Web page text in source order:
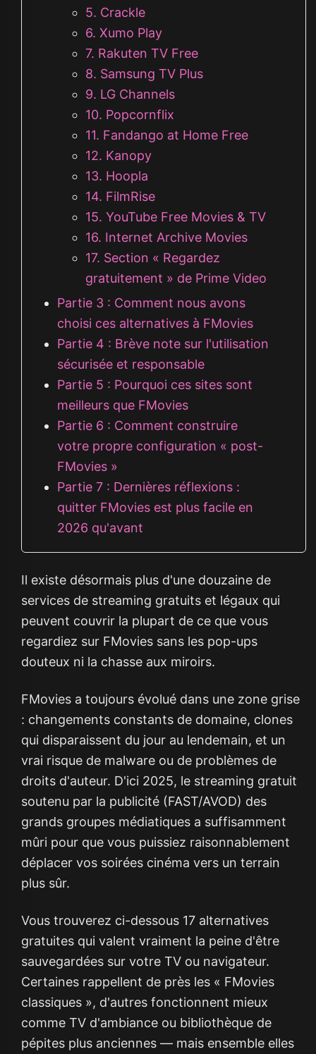
5. Crackle
6. Xumo Play
7. Rakuten TV Free
8. Samsung TV Plus
9. LG Channels
10. Popcornflix
11. Fandango at Home Free
12. Kanopy
13. Hoopla
14. FilmRise
15. YouTube Free Movies & TV
16. Internet Archive Movies
17. Section « Regardez
gratuitement » de Prime Video
Partie 3 : Comment nous avons
choisi ces alternatives à FMovies
Partie 4 : Brève note sur l'utilisation
sécurisée et responsable
Partie 5 : Pourquoi ces sites sont
meilleurs que FMovies
Partie 6 : Comment construire
votre propre configuration « post-
FMovies »
Partie 7 : Dernières réflexions :
quitter FMovies est plus facile en
2026 qu'avant
Il existe désormais plus d'une douzaine de
services de streaming gratuits et légaux qui
peuvent couvrir la plupart de ce que vous
regardiez sur FMovies sans les pop-ups
douteux ni la chasse aux miroirs.
FMovies a toujours évolué dans une zone grise
: changements constants de domaine, clones
qui disparaissent du jour au lendemain, et un
vrai risque de malware ou de problèmes de
droits d'auteur. D'ici 2025, le streaming gratuit
soutenu par la publicité (FAST/AVOD) des
grands groupes médiatiques a suffisamment
mûri pour que vous puissiez raisonnablement
déplacer vos soirées cinéma vers un terrain
plus sûr.
Vous trouverez ci-dessous 17 alternatives
gratuites qui valent vraiment la peine d'être
sauvegardées sur votre TV ou navigateur.
Certaines rappellent de près les « FMovies
classiques », d'autres fonctionnent mieux
comme TV d'ambiance ou bibliothèque de
pépites plus anciennes — mais ensemble elles